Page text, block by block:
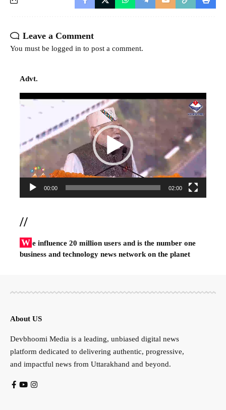
Leave a Comment
You must be logged in to post a comment.
Advt.
Video
00:00 02:00
//
W e influence 20 million users and is the number one
business and technology news network on the planet
About US
Devbhoomi Media is a leading, unbiased digital news
platform dedicated to delivering authentic, progressive,
and impactful news from Uttarakhand and beyond.